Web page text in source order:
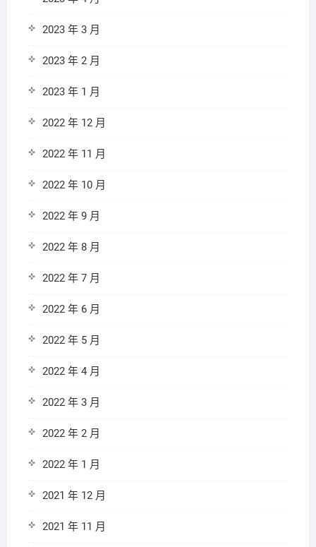
2023 年 3 月
2023 年 2 月
2023 年 1 月
2022 年 12 月
2022 年 11 月
2022 年 10 月
2022 年 9 月
2022 年 8 月
2022 年 7 月
2022 年 6 月
2022 年 5 月
2022 年 4 月
2022 年 3 月
2022 年 2 月
2022 年 1 月
2021 年 12 月
2021 年 11 月